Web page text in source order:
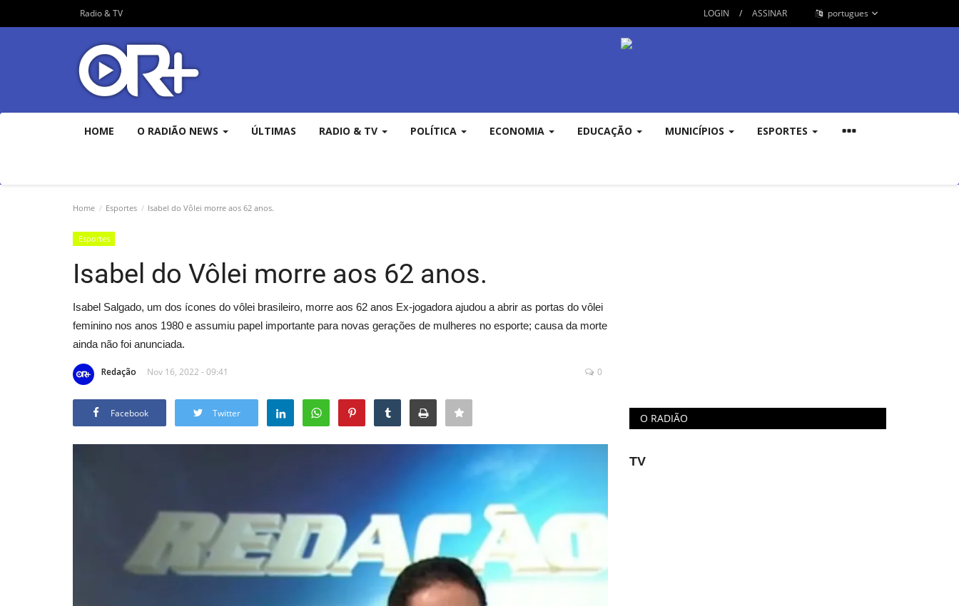
Radio & TV LOGIN / ASSINAR portugues
HOME O RADIÃO NEWS ÚLTIMAS RADIO & TV POLÍTICA ECONOMIA EDUCAÇÃO MUNICÍPIOS ESPORTES
Home Esportes Isabel do Vôlei morre aos 62 anos.
Esportes
Isabel do Vôlei morre aos 62 anos.
Isabel Salgado, um dos ícones do vôlei brasileiro, morre aos 62 anos Ex-jogadora ajudou a abrir as portas do vôlei
feminino nos anos 1980 e assumiu papel importante para novas gerações de mulheres no esporte; causa da morte
ainda não foi anunciada.
Redação Nov 16, 2022 - 09:41 0
Facebook Twitter O RADIÃO
TV